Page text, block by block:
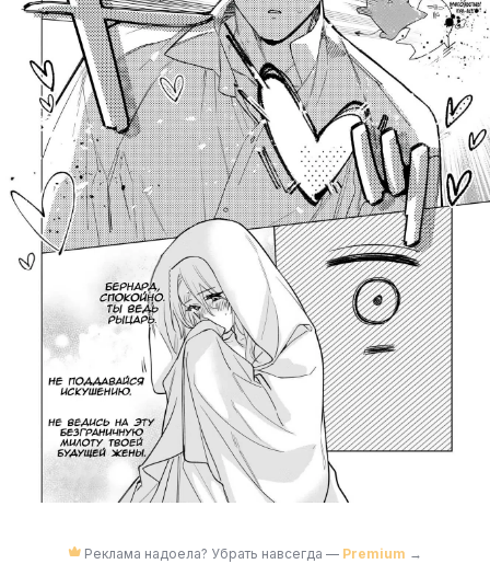
Реклама надоела? Убрать навсегда — Premium →